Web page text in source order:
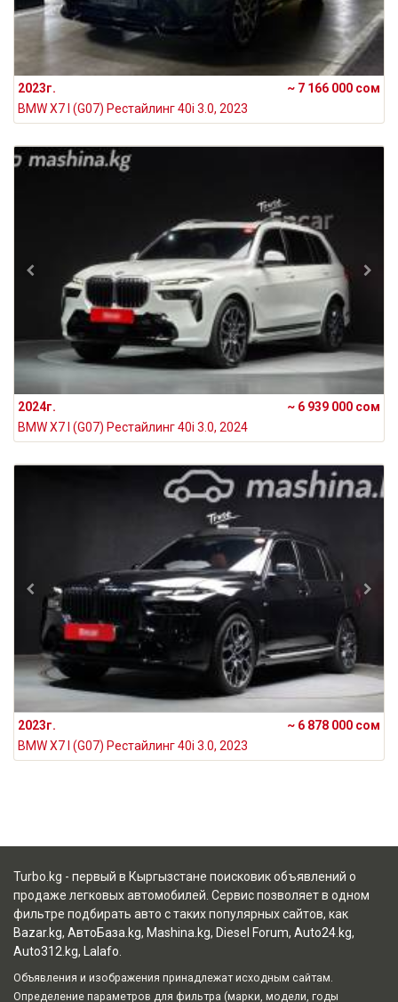
2023г.
~ 7 166 000 сом
BMW X7 I (G07) Рестайлинг 40i 3.0, 2023
2024г.
~ 6 939 000 сом
BMW X7 I (G07) Рестайлинг 40i 3.0, 2024
2023г.
~ 6 878 000 сом
BMW X7 I (G07) Рестайлинг 40i 3.0, 2023
Turbo.kg - первый в Кыргызстане поисковик объявлений о
продаже легковых автомобилей. Сервис позволяет в одном
фильтре подбирать авто с таких популярных сайтов, как
Bazar.kg, АвтоБаза.kg, Mashina.kg, Diesel Forum, Auto24.kg,
Auto312.kg, Lalafo
Объявления и изображения принадлежат исходным сайтам.
Определение параметров для фильтра (марки, модели, годы